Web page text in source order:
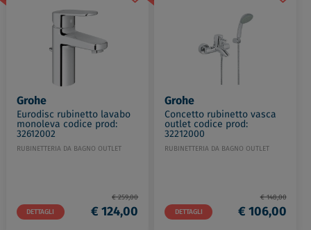
Grohe
Eurodisc rubinetto lavabo
monoleva codice prod:
32612002
RUBINETTERIA DA BAGNO OUTLET
DETTAGLI
€ 259,00
€ 124,00
Grohe
Concetto rubinetto vasca
outlet codice prod:
32212000
RUBINETTERIA DA BAGNO OUTLET
DETTAGLI
€ 148,00
€ 106,00